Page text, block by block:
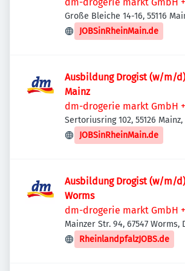
Große Bleiche 14-16, 55116
Deutschland
JOBSinRheinMain.de
Ausbildung Drogist (w/m/d)
Mainz
dm-drogerie markt GmbH +
Sertoriusring 102, 55126
JOBSinRheinMain.de
Ausbildung Drogist (w/m/d)
Worms
dm-drogerie markt GmbH +
Mainzer Str. 94, 67547 Worms,
RheinlandpfalzJOBS.de